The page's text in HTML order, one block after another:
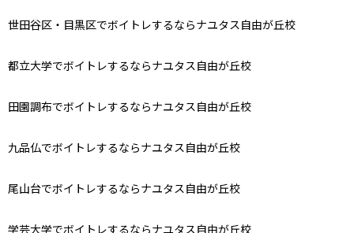
世田谷区・目黒区でボイトレするならナユタス自由が丘校
都立大学でボイトレするならナユタス自由が丘校
田園調布でボイトレするならナユタス自由が丘校
九品仏でボイトレするならナユタス自由が丘校
尾山台でボイトレするならナユタス自由が丘校
学芸大学でボイトレするならナユタス自由が丘校